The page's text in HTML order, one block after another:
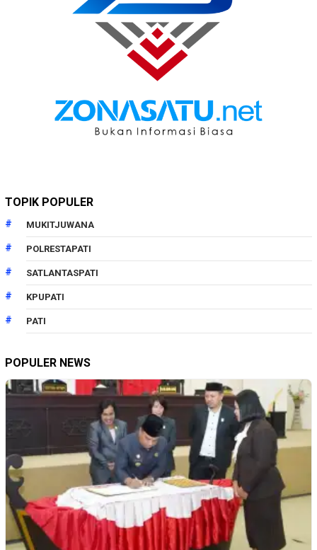
TOPIK POPULER
MUKITJUWANA
POLRESTAPATI
SATLANTASPATI
KPUPATI
PATI
POPULER NEWS